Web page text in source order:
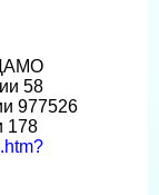
58
977526
178